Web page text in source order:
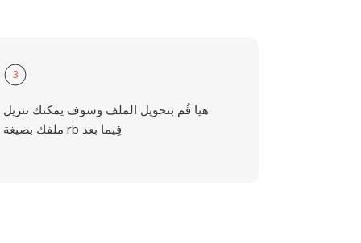
3
هيا قُم بتحويل الملف وسوف يمكنك تنزيل
ملفك بصيغة rb فِيما بعد